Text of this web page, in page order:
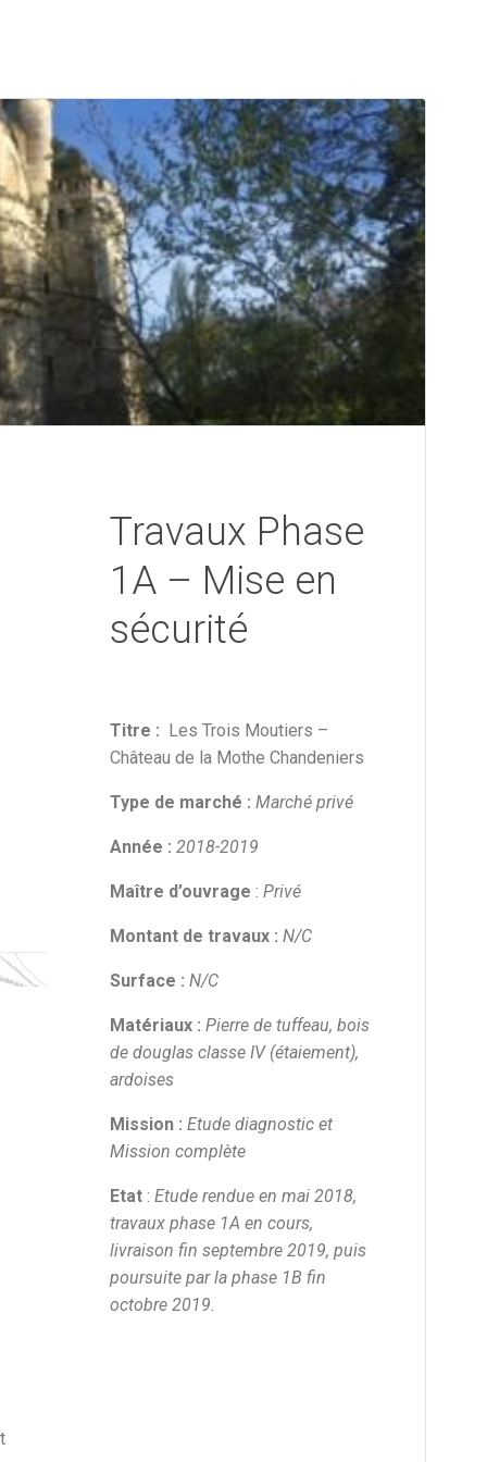
Travaux Phase
1A – Mise en
sécurité
Titre : Les Trois Moutiers –
Château de la Mothe Chandeniers
Type de marché : Marché privé
Année : 2018-2019
Maître d’ouvrage : Privé
Montant de travaux : N/C
Surface : N/C
Matériaux : Pierre de tuffeau, bois
de douglas classe IV (étaiement),
ardoises
Mission : Etude diagnostic et
Mission complète
Etat: Etude rendue en mai 2018,
travaux phase 1A en cours,
livraison fin septembre 2019, puis
poursuite par la phase 1B fin
octobre 2019.